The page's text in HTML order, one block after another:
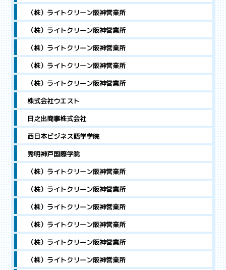
（株）ライトクリーン阪神営業所
（株）ライトクリーン阪神営業所
（株）ライトクリーン阪神営業所
（株）ライトクリーン阪神営業所
（株）ライトクリーン阪神営業所
株式会社ウエスト
日之出商事株式会社
西日本ビジネス語学学院
秀明神戸国際学院
（株）ライトクリーン阪神営業所
（株）ライトクリーン阪神営業所
（株）ライトクリーン阪神営業所
（株）ライトクリーン阪神営業所
（株）ライトクリーン阪神営業所
（株）ライトクリーン阪神営業所